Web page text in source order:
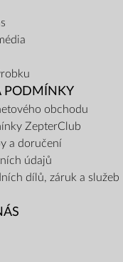
PODMÍNKY
obchodu
ZepterClub
a doručení
údajů
dílů, záruk a služeb